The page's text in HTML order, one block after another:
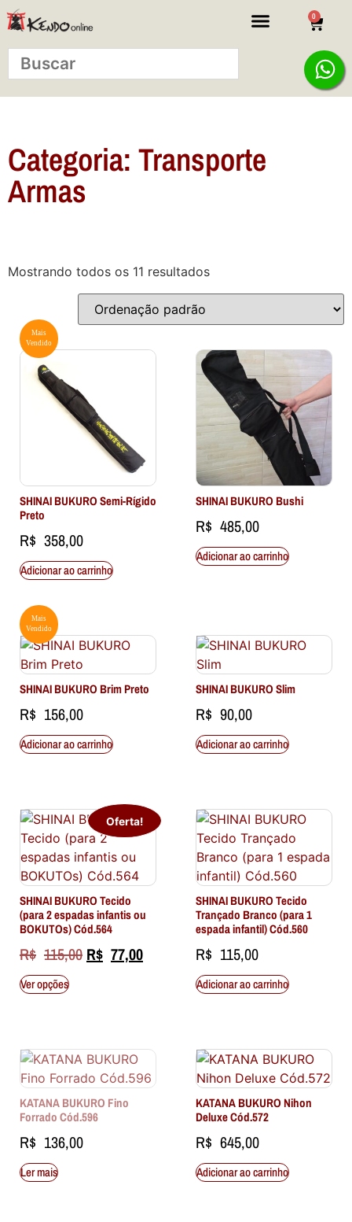
0
Categoria: Transporte
Armas
Mostrando todos os 11 resultados
Mais
Vendido
SHINAI BUKURO Semi-Rígido
Preto
R$ 358,00
Adicionar ao carrinho
SHINAI BUKURO Bushi
R$ 485,00
Adicionar ao carrinho
Mais
Vendido
SHINAI BUKURO Brim Preto
R$ 156,00
Adicionar ao carrinho
SHINAI BUKURO Slim
R$ 90,00
Adicionar ao carrinho
Oferta!
SHINAI BUKURO Tecido
(para 2 espadas infantis ou
BOKUTOs) Cód.564
R$ 115,00 R$ 77,00
Ver opções
SHINAI BUKURO Tecido
Trançado Branco (para 1
espada infantil) Cód.560
R$ 115,00
Adicionar ao carrinho
KATANA BUKURO Fino
Forrado Cód.596
R$ 136,00
Ler mais
KATANA BUKURO Nihon
Deluxe Cód.572
R$ 645,00
Adicionar ao carrinho